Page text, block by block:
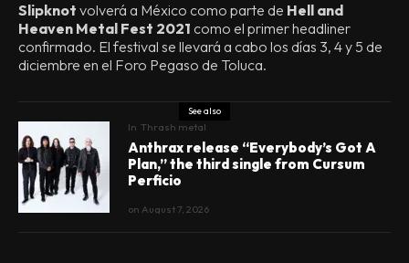
Slipknot volverá a México como parte de Hell and
Heaven Metal Fest 2021 como el primer headliner
confirmado. El festival se llevará a cabo los días 3, 4 y 5 de
diciembre en el Foro Pegaso de Toluca.
See also
In Thrash metal
Anthrax release “Everybody’s Got A
Plan,” the third single from Cursum
Perficio
on August 7, 2026